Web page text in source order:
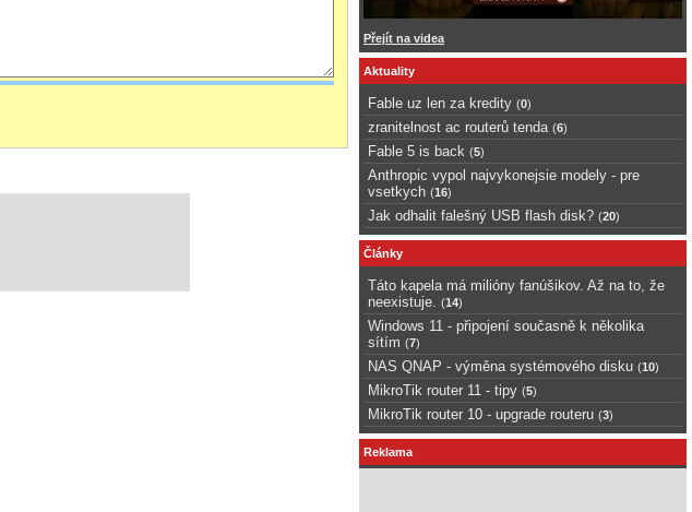
Přejít na videa
Aktuality
Fable uz len za kredity (0)
zranitelnost ac routerů tenda (6)
Fable 5 is back (5)
Anthropic vypol najvykonejsie modely - pre
vsetkych (16)
Jak odhalit falešný USB flash disk? (20)
Články
Táto kapela má milióny fanúšikov. Až na to, že
neexistuje.
(14)
Windows 11 - připojení současně k několika
sítím (7)
NAS QNAP - výměna systémového disku (10)
MikroTik router 11 - tipy (5)
MikroTik router 10 - upgrade routeru (3)
Reklama